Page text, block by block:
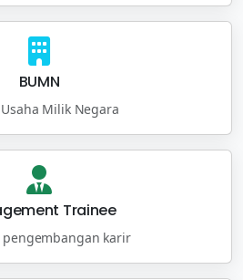
BUMN
Milik Negara
Trainee
pengembangan karir